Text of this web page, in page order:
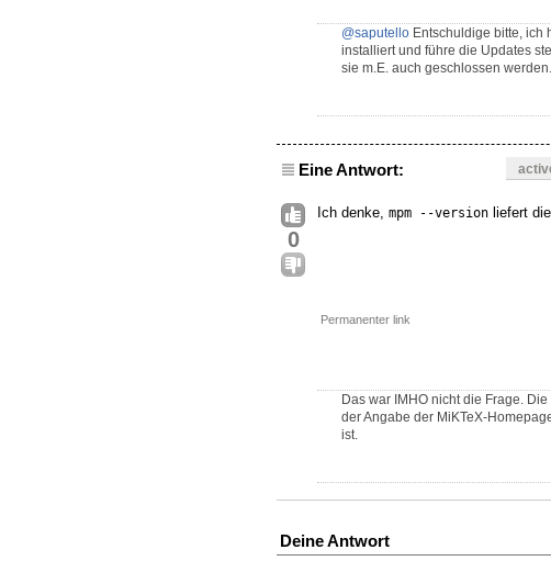
@saputello Entschuldige bitte, ich
installiert und führe die Updates
sie m.E. auch geschlossen werden.
Eine Antwort:
0
Ich denke, mpm --version liefert
Permanenter link
Das war IMHO nicht die Frage.
der Angabe der MiKTeX-
ist.
Deine Antwort